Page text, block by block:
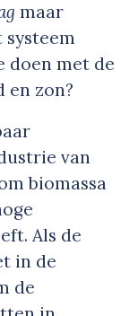
maar
doen met de
en zon?
van
biomassa
Als de
in de
de